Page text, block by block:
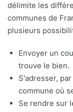
délimite les
communes de
plusieurs
Envoyer un
trouve le bien.
S'adresser,
commune où
Se rendre sur